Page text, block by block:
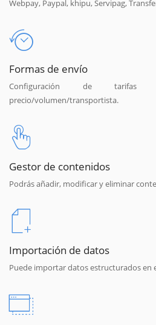
Webpay, Paypal, khipu, Servipag,
Formas de envío
Configuración de
precio/volumen/transportista.
Gestor de contenidos
Podrás añadir, modificar y eliminar
Importación de datos
Puede importar datos estructurados en